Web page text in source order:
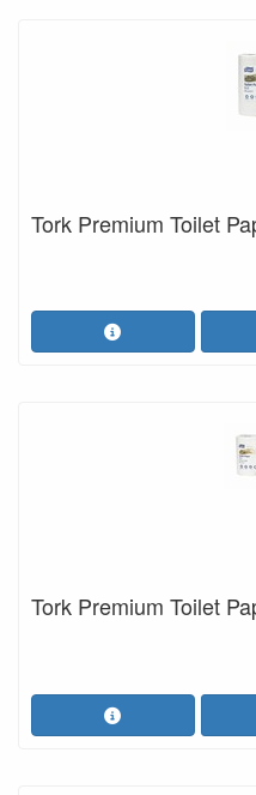
Tork Premium Toilet
Tork Premium Toilet